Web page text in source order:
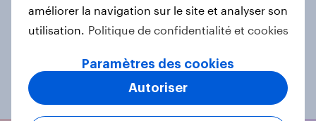
fournit des informations importantes sur l’évolution
de la situation économique générale en Suisse.
Vers l’étude
améliorer la navigation sur le site et analyser son
utilisation. Politique de confidentialité et cookies
Paramètres des cookies
Autoriser